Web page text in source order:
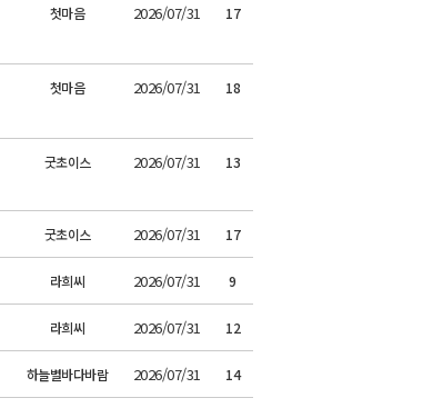
첫마음 2026/07/31 17
첫마음 2026/07/31 18
굿초이스 2026/07/31 13
굿초이스 2026/07/31 17
라희씨 2026/07/31 9
라희씨 2026/07/31 12
하늘별바다바람 2026/07/31 14